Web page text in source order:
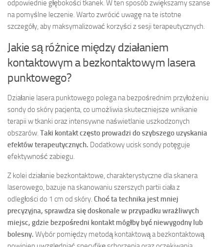
odpowiednie głębokości tkanek. W ten sposób zwiększamy szanse
na pomyślne leczenie. Warto zwrócić uwagę na te istotne
szczegóły, aby maksymalizować korzyści z sesji terapeutycznych.
Jakie są różnice między działaniem
kontaktowym a bezkontaktowym lasera
punktowego?
Działanie lasera punktowego polega na bezpośrednim przyłożeniu
sondy do skóry pacjenta, co umożliwia skuteczniejsze wnikanie
terapii w tkanki oraz intensywne naświetlanie uszkodzonych
obszarów. Taki kontakt często prowadzi do szybszego uzyskania
efektów terapeutycznych. Dodatkowy ucisk sondy potęguje
efektywność zabiegu.
Z kolei działanie bezkontaktowe, charakterystyczne dla skanera
laserowego, bazuje na skanowaniu szerszych partii ciała z
odległości do 1 cm od skóry. Choć ta technika jest mniej
precyzyjna, sprawdza się doskonale w przypadku wrażliwych
miejsc, gdzie bezpośredni kontakt mógłby być niewygodny lub
bolesny. Wybór pomiędzy metodą kontaktową a bezkontaktową